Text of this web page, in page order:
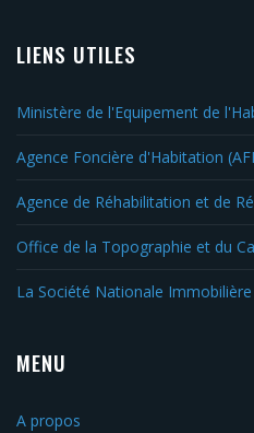
LIENS UTILES
Ministère de l'Equipement de
Agence Foncière d'Habitation
Agence de Réhabilitation et de
Office de la Topographie et du
La Société Nationale
MENU
A propos